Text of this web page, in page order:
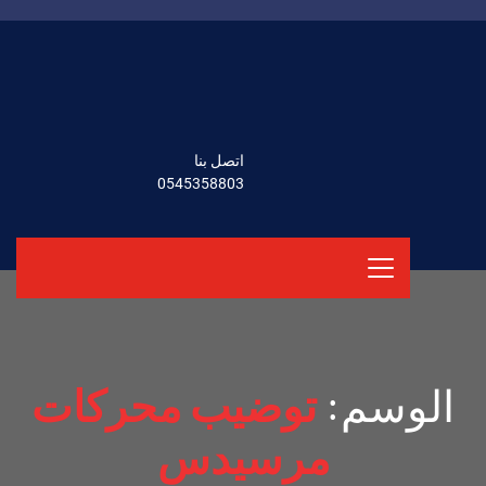
اتصل بنا
0545358803
الوسم:توضيب محركات
مرسيدس